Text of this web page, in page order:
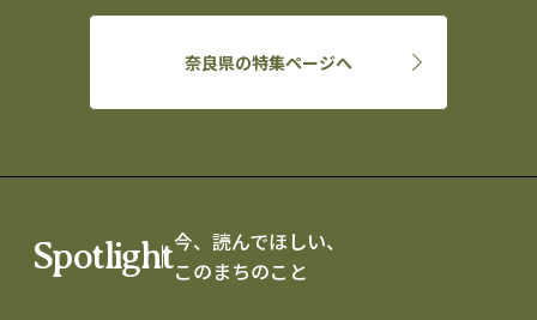
奈良県の特集ページへ
Spotlight今、読んでほしい、
このまちのこと